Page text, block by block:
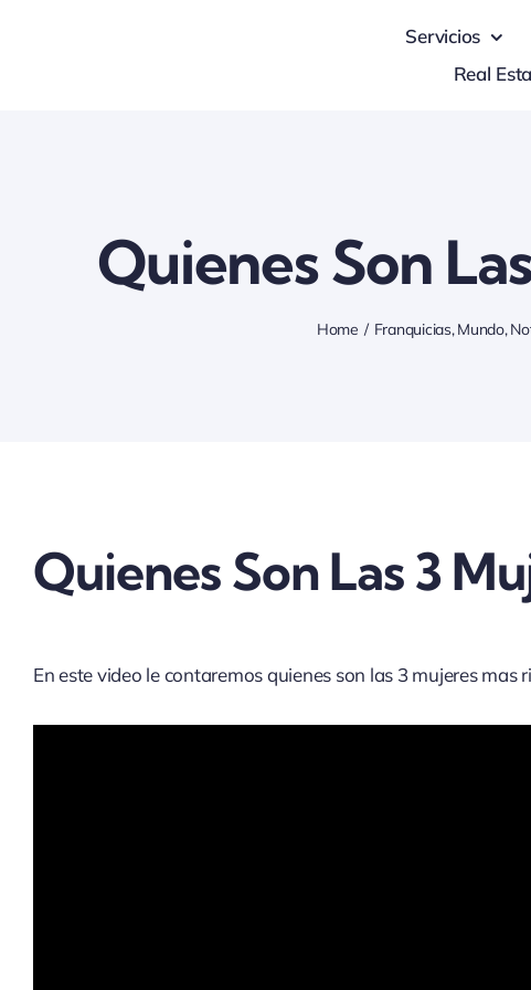
Servicios
Real
Quienes Son
Home Franquicias Mundo
Larger
Image
Quienes Son Las 3
En este video le contaremos quienes son las 3 mujeres mas